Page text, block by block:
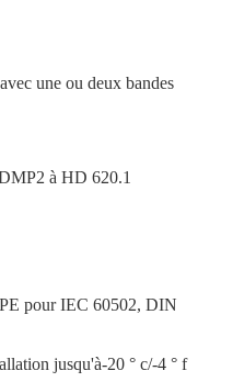
une ou deux bandes
à HD 620.1
pour IEC 60502, DIN
jusqu'à-20 ° c/-4 ° f